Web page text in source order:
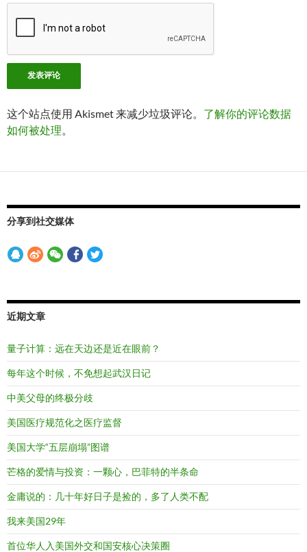
这个站点使用 Akismet 来减少垃圾评论。 了解你的评论数据
如何被处理。
分享到社交媒体
近期文章
量子计算：远在天边还是近在眼前？
每年这个时候，不免想起武汉日记
中美父母的终极分歧
美国医疗规范化之医疗监督
美国大学“五层崩塌”图谱
芒格的爱情与投资：一颗心，巴菲特的半条命
金庸说的：几十年好日子是捡的，多了人类不配
我来美国29年
首位华人入美国外交和国安核心决策圈